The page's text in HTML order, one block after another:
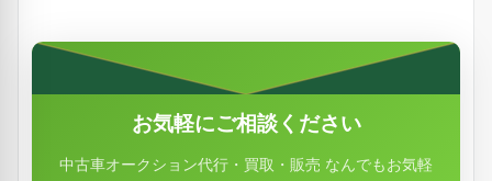
お気軽にご相談ください
中古車オークション代行・買取・販売 なんでもお気軽